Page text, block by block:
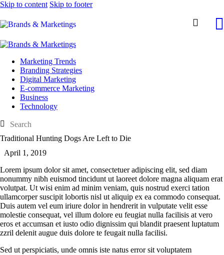
Skip to content Skip to footer
Marketing Trends
Branding Strategies
Digital Marketing
E-commerce Marketing
Business
Technology
Traditional Hunting Dogs Are Left to Die
April 1, 2019
Lorem ipsum dolor sit amet, consectetuer adipiscing elit, sed diam
nonummy nibh euismod tincidunt ut laoreet dolore magna aliquam erat
volutpat. Ut wisi enim ad minim veniam, quis nostrud exerci tation
ullamcorper suscipit lobortis nisl ut aliquip ex ea commodo consequat.
Duis autem vel eum iriure dolor in hendrerit in vulputate velit esse
molestie consequat, vel illum dolore eu feugiat nulla facilisis at vero
eros et accumsan et iusto odio dignissim qui blandit praesent luptatum
zzril delenit augue duis dolore te feugait nulla facilisi.
Sed ut perspiciatis, unde omnis iste natus error sit voluptatem